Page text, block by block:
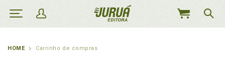
MEU
HOME Carrinho de compras